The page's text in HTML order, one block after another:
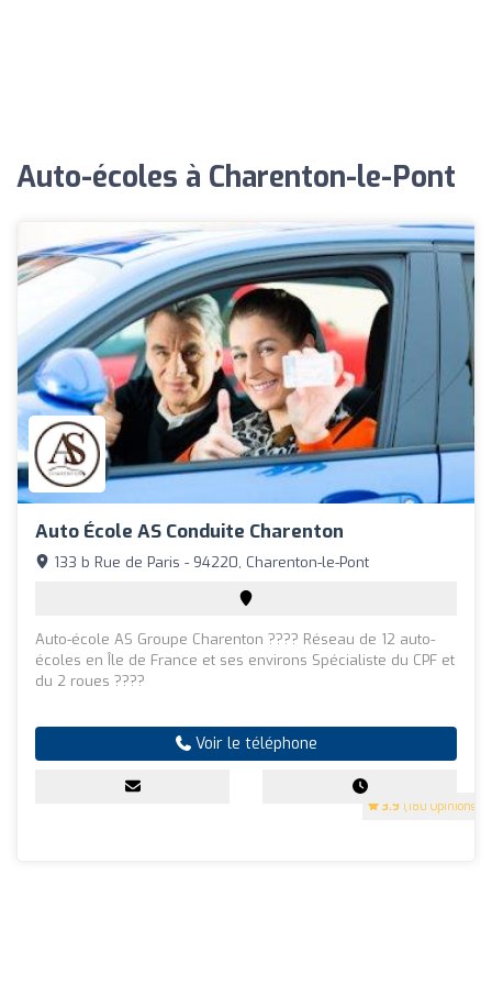
Auto-écoles à Charenton-le-Pont
Auto École AS Conduite Charenton
3.9 (180 Opinions)
133 b Rue de Paris - 94220, Charenton-le-Pont
Auto-école AS Groupe Charenton ???? Réseau de 12 auto-
écoles en Île de France et ses environs Spécialiste du CPF et
du 2 roues ????
Voir le téléphone